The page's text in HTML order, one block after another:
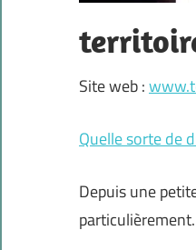
Site web :
Quelle sorte de
Depuis une